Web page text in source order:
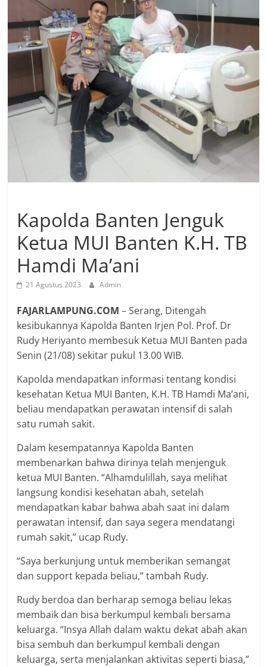
Kapolda Banten Jenguk
Ketua MUI Banten K.H. TB
Hamdi Ma’ani
21 Agustus 2023 Admin
FAJARLAMPUNG.COM– Serang, Ditengah
kesibukannya Kapolda Banten Irjen Pol. Prof. Dr
Rudy Heriyanto membesuk Ketua MUI Banten pada
Senin (21/08) sekitar pukul 13.00 WIB.
Kapolda mendapatkan informasi tentang kondisi
kesehatan Ketua MUI Banten, K.H. TB Hamdi Ma’ani,
beliau mendapatkan perawatan intensif di salah
satu rumah sakit.
Dalam kesempatannya Kapolda Banten
membenarkan bahwa dirinya telah menjenguk
ketua MUI Banten. “Alhamdulillah, saya melihat
langsung kondisi kesehatan abah, setelah
mendapatkan kabar bahwa abah saat ini dalam
perawatan intensif, dan saya segera mendatangi
rumah sakit,” ucap Rudy.
“Saya berkunjung untuk memberikan semangat
dan support kepada beliau,” tambah Rudy.
Rudy berdoa dan berharap semoga beliau lekas
membaik dan bisa berkumpul kembali bersama
keluarga. “Insya Allah dalam waktu dekat abah akan
bisa sembuh dan berkumpul kembali dengan
keluarga, serta menjalankan aktivitas seperti biasa,”